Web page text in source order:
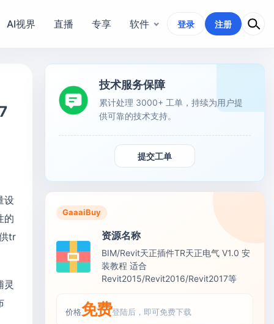
AI视界 直播 专享 软件 登录 注册
设
的
tr
灵
技术服务保障
累计处理 3000+ 工单，持续为用户提
供可靠的技术支持。
提交工单
GaaaiBuy
资源名称
BIM/Revit天正插件TR天正电气 V1.0 安
装教程 适合
Revit2015/Revit2016/Revit2017等
价格免费登陆后，即可免费下载